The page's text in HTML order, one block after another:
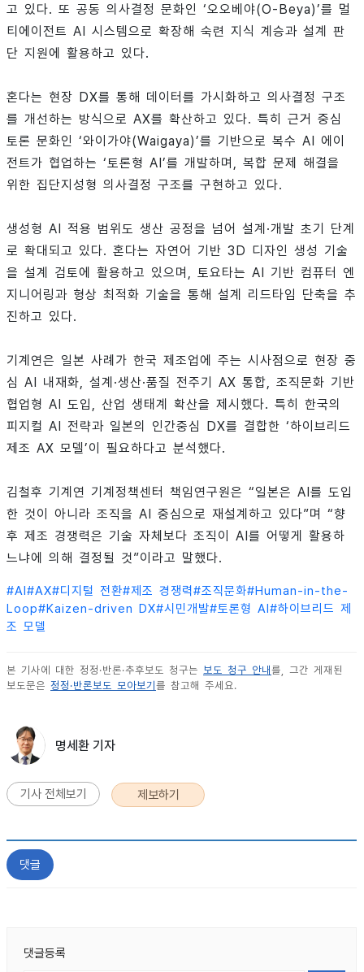
고 있다. 또 공동 의사결정 문화인 ‘오오베야(O-Beya)’를 멀
티에이전트 AI 시스템으로 확장해 숙련 지식 계승과 설계 판
단 지원에 활용하고 있다.
혼다는 현장 DX를 통해 데이터를 가시화하고 의사결정 구조
를 개선하는 방식으로 AX를 확산하고 있다. 특히 근거 중심
토론 문화인 ‘와이가야(Waigaya)’를 기반으로 복수 AI 에이
전트가 협업하는 ‘토론형 AI’를 개발하며, 복합 문제 해결을
위한 집단지성형 의사결정 구조를 구현하고 있다.
생성형 AI 적용 범위도 생산 공정을 넘어 설계·개발 초기 단계
로 확대되고 있다. 혼다는 자연어 기반 3D 디자인 생성 기술
을 설계 검토에 활용하고 있으며, 토요타는 AI 기반 컴퓨터 엔
지니어링과 형상 최적화 기술을 통해 설계 리드타임 단축을 추
진하고 있다.
기계연은 일본 사례가 한국 제조업에 주는 시사점으로 현장 중
심 AI 내재화, 설계·생산·품질 전주기 AX 통합, 조직문화 기반
협업형 AI 도입, 산업 생태계 확산을 제시했다. 특히 한국의
피지컬 AI 전략과 일본의 인간중심 DX를 결합한 ‘하이브리드
제조 AX 모델’이 필요하다고 분석했다.
김철후 기계연 기계정책센터 책임연구원은 “일본은 AI를 도입
한 것이 아니라 조직을 AI 중심으로 재설계하고 있다”며 “향
후 제조 경쟁력은 기술 자체보다 조직이 AI를 어떻게 활용하
느냐에 의해 결정될 것”이라고 말했다.
#AI#AX#디지털 전환#제조 경쟁력#조직문화#Human-in-the-
Loop#Kaizen-driven DX#시민개발#토론형 AI#하이브리드 제
조 모델
본 기사에 대한 정정·반론·추후보도 청구는 보도 청구 안내를, 그간 게재된
보도문은 정정·반론보도 모아보기를 참고해 주세요.
명세환 기자
기사 전체보기 제보하기
댓글
댓글등록